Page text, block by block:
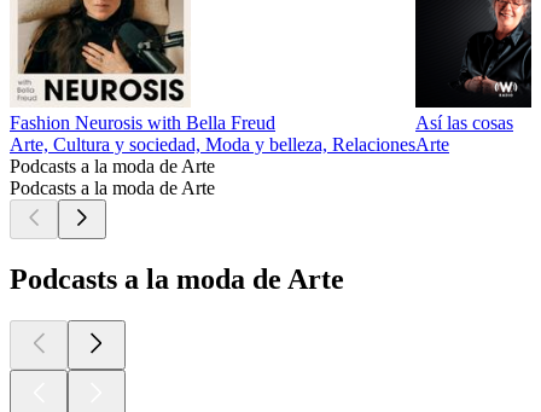
Fashion Neurosis with Bella Freud
Arte, Cultura y sociedad, Moda y belleza, Relaciones
Así las cosas
Arte
Podcasts a la moda de Arte
Podcasts a la moda de Arte
Podcasts a la moda de Arte